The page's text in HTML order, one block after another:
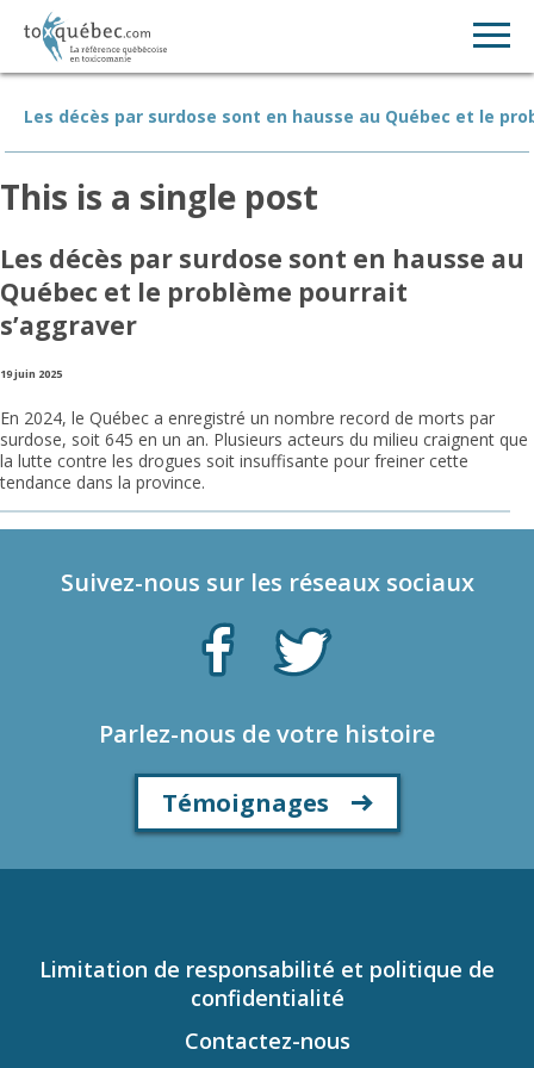
Les décès par surdose sont en hausse au Québec et le
This is a single post
Les décès par surdose sont en hausse au
Québec et le problème pourrait
s’aggraver
19 juin 2025
En 2024, le Québec a enregistré un nombre record de morts par
surdose, soit 645 en un an. Plusieurs acteurs du milieu craignent que
la lutte contre les drogues soit insuffisante pour freiner cette
tendance dans la province.
Suivez-nous sur les réseaux sociaux
Parlez-nous de votre histoire
Témoignages
Limitation de responsabilité et politique de
confidentialité
Contactez-nous